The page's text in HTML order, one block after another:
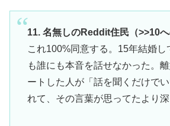
11. 名無しのReddit住民（>>10へ
これ100%同意する。15年結婚し
も誰にも本音を話せなかった。
ートした人が「話を聞くだけで
れて、その言葉が思ってたより深